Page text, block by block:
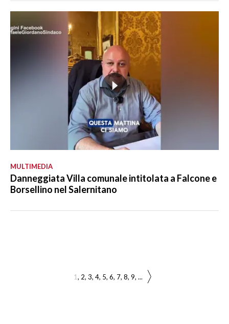
MULTIMEDIA
Danneggiata Villa comunale intitolata a Falcone e
Borsellino nel Salernitano
1 2 3 4 5 6 7 8 9 ...